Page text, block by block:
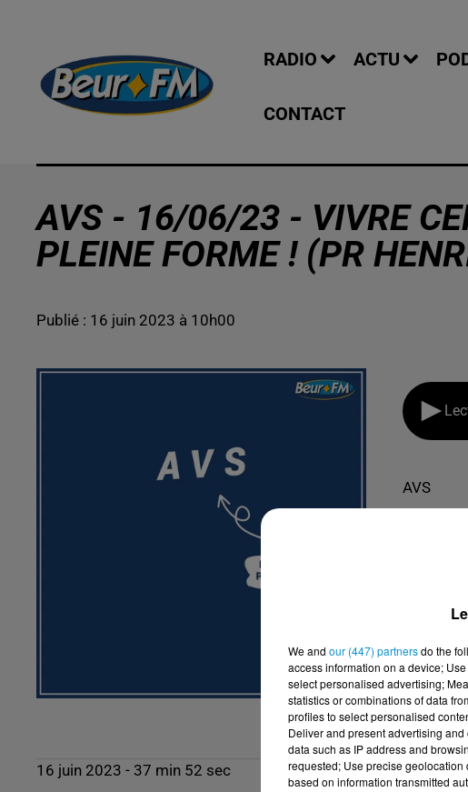
RADIO ACTU
CONTACT
AVS - 16/06/23 - VIVRE
PLEINE FORME ! (PR
Publié : 16 juin 2023 à 10h00
AVS
16 juin 2023 - 37 min 52 sec
We and our (447) partnersdo the
access information on a device;
select personalised advertising;
statistics or combinations of data
profiles to select personalised
Deliver and present advertising
data such as IP address and
requested; Use precise
based on information transmitted